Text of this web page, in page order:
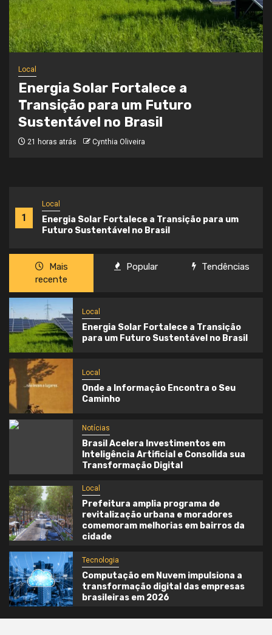
1
Local
Energia Solar Fortalece a Transição para um
Futuro Sustentável no Brasil
Local
Onde a Informação Encontra o Seu
Caminho
3 semanas atrás Cynthia Oliveira
Mais
recente
Popular Tendências
Local
Energia Solar Fortalece a Transição
para um Futuro Sustentável no Brasil
Local
Onde a Informação Encontra o Seu
Caminho
Notícias
Brasil Acelera Investimentos em
Inteligência Artificial e Consolida sua
Transformação Digital
Local
Prefeitura amplia programa de
revitalização urbana e moradores
comemoram melhorias em bairros da
cidade
Tecnologia
Computação em Nuvem impulsiona a
transformação digital das empresas
brasileiras em 2026